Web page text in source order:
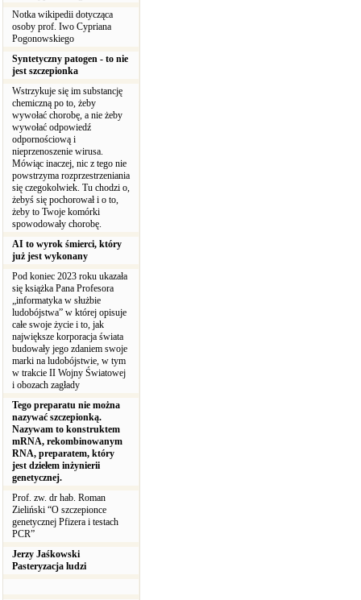
Notka wikipedii dotycząca
osoby prof. Iwo Cypriana
Pogonowskiego
Syntetyczny patogen - to nie
jest szczepionka
Wstrzykuje się im substancję
chemiczną po to, żeby
wywołać chorobę, a nie żeby
wywołać odpowiedź
odpornościową i
nieprzenoszenie wirusa.
Mówiąc inaczej, nic z tego nie
powstrzyma rozprzestrzeniania
się czegokolwiek. Tu chodzi o,
żebyś się pochorował i o to,
żeby to Twoje komórki
spowodowały chorobę.
AI to wyrok śmierci, który
już jest wykonany
Pod koniec 2023 roku ukazała
się książka Pana Profesora
„informatyka w służbie
ludobójstwa” w której opisuje
całe swoje życie i to, jak
największe korporacja świata
budowały jego zdaniem swoje
marki na ludobójstwie, w tym
w trakcie II Wojny Światowej
i obozach zagłady
Tego preparatu nie można
nazywać szczepionką.
Nazywam to konstruktem
mRNA, rekombinowanym
RNA, preparatem, który
jest dziełem inżynierii
genetycznej.
Prof. zw. dr hab. Roman
Zieliński “O szczepionce
genetycznej Pfizera i testach
PCR”
Jerzy Jaśkowski
Pasteryzacja ludzi